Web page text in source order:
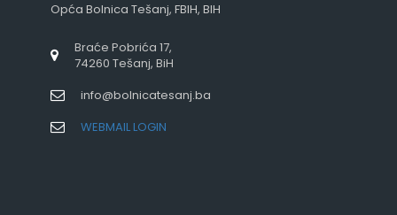
Opća Bolnica Tešanj, FBIH, BIH
Braće Pobrića 17,
74260 Tešanj, BiH
info@bolnicatesanj.ba
WEBMAIL LOGIN